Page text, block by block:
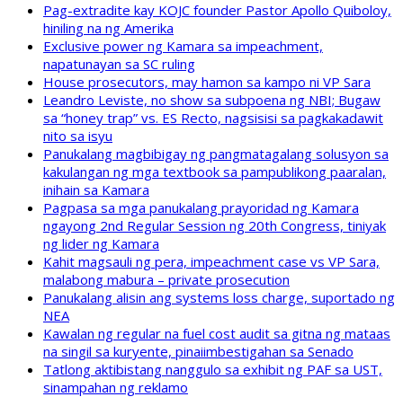
Pag-extradite kay KOJC founder Pastor Apollo Quiboloy,
hiniling na ng Amerika
Exclusive power ng Kamara sa impeachment,
napatunayan sa SC ruling
House prosecutors, may hamon sa kampo ni VP Sara
Leandro Leviste, no show sa subpoena ng NBI; Bugaw
sa “honey trap” vs. ES Recto, nagsisisi sa pagkakadawit
nito sa isyu
Panukalang magbibigay ng pangmatagalang solusyon sa
kakulangan ng mga textbook sa pampublikong paaralan,
inihain sa Kamara
Pagpasa sa mga panukalang prayoridad ng Kamara
ngayong 2nd Regular Session ng 20th Congress, tiniyak
ng lider ng Kamara
Kahit magsauli ng pera, impeachment case vs VP Sara,
malabong mabura – private prosecution
Panukalang alisin ang systems loss charge, suportado ng
NEA
Kawalan ng regular na fuel cost audit sa gitna ng mataas
na singil sa kuryente, pinaiimbestigahan sa Senado
Tatlong aktibistang nanggulo sa exhibit ng PAF sa UST,
sinampahan ng reklamo